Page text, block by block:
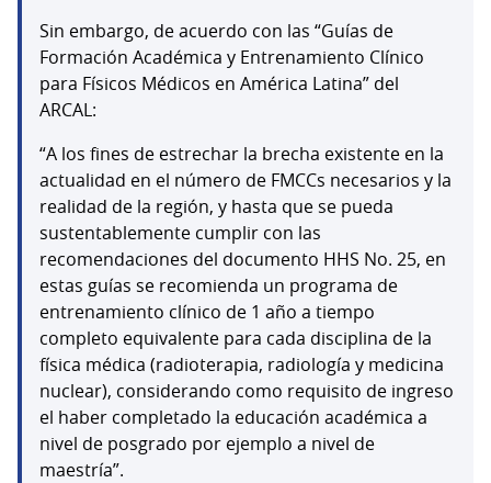
Sin embargo, de acuerdo con las “Guías de
Formación Académica y Entrenamiento Clínico
para Físicos Médicos en América Latina” del
ARCAL:
“A los fines de estrechar la brecha existente en la
actualidad en el número de FMCCs necesarios y la
realidad de la región, y hasta que se pueda
sustentablemente cumplir con las
recomendaciones del documento HHS No. 25, en
estas guías se recomienda un programa de
entrenamiento clínico de 1 año a tiempo
completo equivalente para cada disciplina de la
física médica (radioterapia, radiología y medicina
nuclear), considerando como requisito de ingreso
el haber completado la educación académica a
nivel de posgrado por ejemplo a nivel de
maestría”.